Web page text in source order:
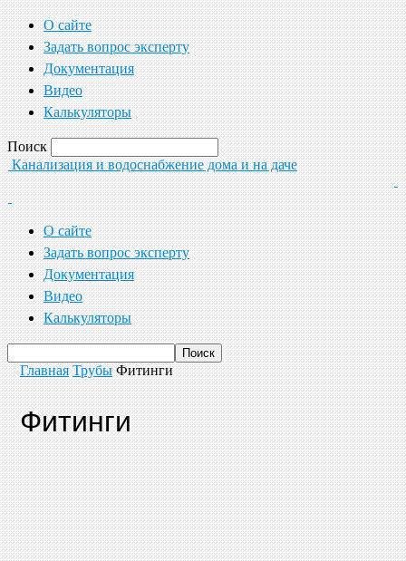
О сайте
Задать вопрос эксперту
Документация
Видео
Калькуляторы
Поиск
Канализация и водоснабжение дома и на даче
О сайте
Задать вопрос эксперту
Документация
Видео
Калькуляторы
Главная Трубы Фитинги
Фитинги